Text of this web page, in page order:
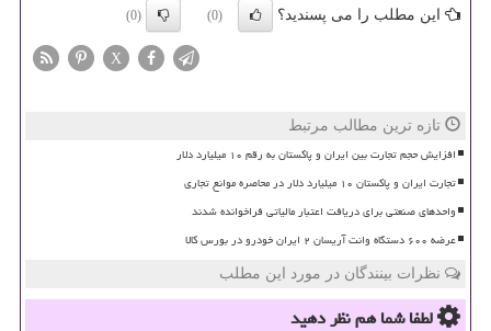
این مطلب را می پسندید؟ (0)
(0)
X
تازه ترین مطالب مرتبط
افزایش حجم تجارت بین ایران و پاکستان به رقم ۱۰ میلیارد دلار
تجارت ایران و پاکستان ۱۰ میلیارد دلار در محاصره موانع تجاری
واحدهای صنعتی برای دریافت اعتبار مالیاتی فراخوانده شدند
عرضه ۶۰۰ دستگاه وانت آریسان ۲ ایران خودرو در بورس کالا
نظرات بینندگان در مورد این مطلب
لطفا شما همنظر دهید